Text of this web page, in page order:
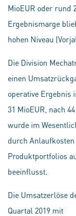
MioEUR oder rund
Ergebnismarge
hohen Niveau
Die Division
einen
operative Ergebnis
31 MioEUR, nach
wurde im
durch
Produktportfolios
beeinflusst.
Die Umsatzerlöse
Quartal 2019 mit